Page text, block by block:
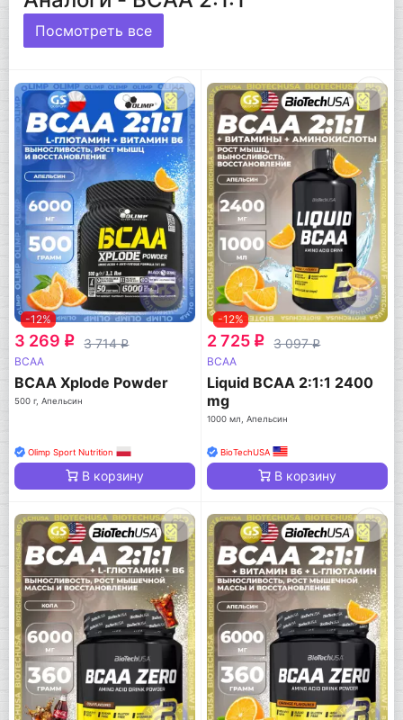
Посмотреть все
-12%
3 269 q 3 714q
BCAA
BCAA Xplode Powder
500 г, Апельсин
Olimp Sport Nutrition
В корзину
-12%
2 725 q 3 097q
BCAA
Liquid BCAA 2:1:1 2400
mg
1000 мл, Апельсин
BioTechUSA
В корзину